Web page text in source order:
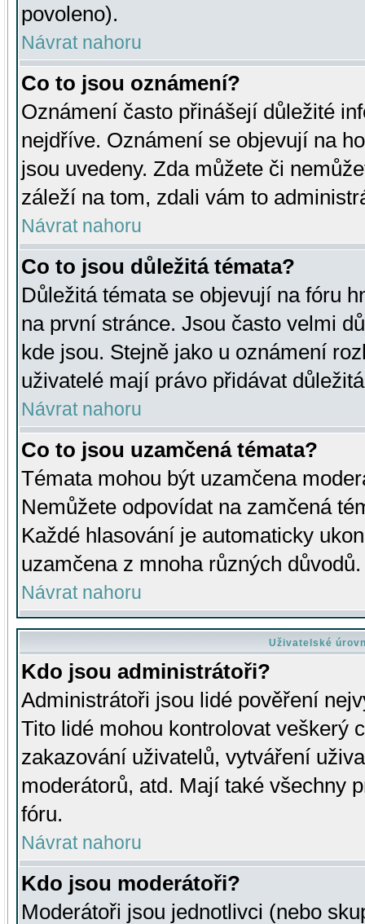
povoleno).
Návrat nahoru
Co to jsou oznámení?
Oznámení často přinášejí důležité
nejdříve. Oznámení se objevují na
jsou uvedeny. Zda můžete či
záleží na tom, zdali vám to
Návrat nahoru
Co to jsou důležitá témata?
Důležitá témata se objevují na fóru
na první stránce. Jsou často velmi
kde jsou. Stejně jako u oznámení
uživatelé mají právo přidávat
Návrat nahoru
Co to jsou uzamčená témata?
Témata mohou být uzamčena
Nemůžete odpovídat na zamčená
Každé hlasování je automaticky
uzamčena z mnoha různých důvodů.
Návrat nahoru
Uživatelské
Kdo jsou administrátoři?
Administrátoři jsou lidé pověření
Tito lidé mohou kontrolovat veškerý
zakazování uživatelů, vytváření
moderátorů, atd. Mají také všechny
fóru.
Návrat nahoru
Kdo jsou moderátoři?
Moderátoři jsou jednotlivci (nebo